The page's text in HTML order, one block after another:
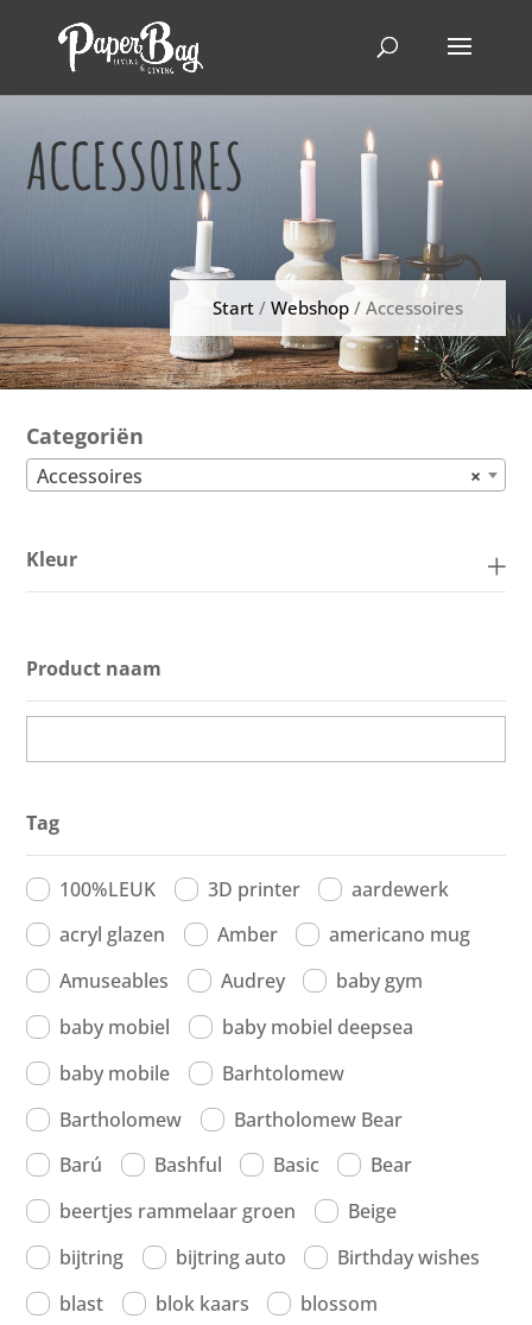
ACCESSOIRES
Start/ Webshop/ Accessoires
Categoriën
×
Accessoires
Kleur
Product naam
Tag
100%LEUK 3D printer
aardewerk
acryl glazen
Amber
americano mug
Amuseables
Audrey
baby gym
baby mobiel
baby mobiel deepsea
baby mobile
Barhtolomew
Bartholomew
Bartholomew Bear
Barú
Bashful Basic
Bear
beertjes rammelaar groen
Beige
bijtring
bijtring auto
Birthday wishes
blast
blok kaars
blossom